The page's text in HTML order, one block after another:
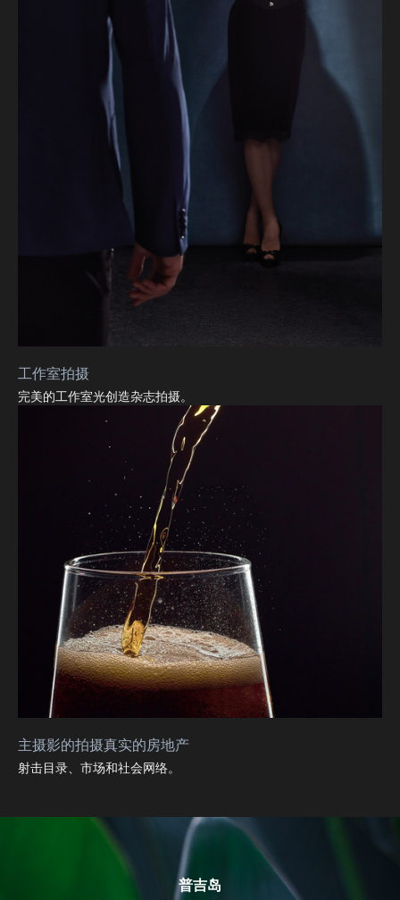
工作室拍摄
完美的工作室光创造杂志拍摄。
主摄影的拍摄真实的房地产
射击目录、市场和社会网络。
普吉岛